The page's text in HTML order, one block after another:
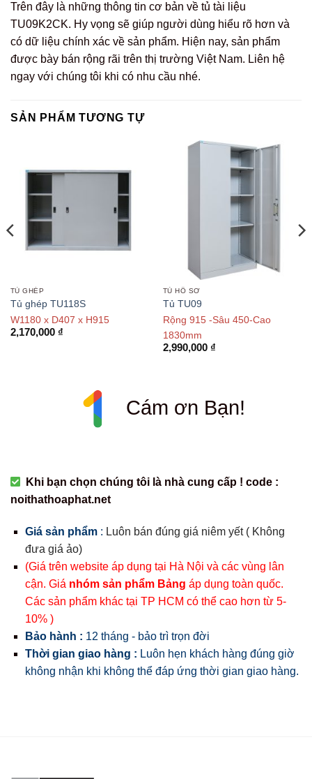
Trên đây là những thông tin cơ bản về tủ tài liệu
TU09K2CK. Hy vọng sẽ giúp người dùng hiểu rõ hơn và
có dữ liệu chính xác về sản phẩm. Hiện nay, sản phẩm
được bày bán rộng rãi trên thị trường Việt Nam. Liên hệ
ngay với chúng tôi khi có nhu cầu nhé.
SẢN PHẨM TƯƠNG TỰ
TỦ GHÉP
Tủ ghép TU118S
W1180 x D407 x H915
2,170,000 ₫
TỦ HỒ SƠ
Tủ TU09
Rộng 915 -Sâu 450-Cao
1830mm
2,990,000 ₫
Cám ơn Bạn!
Khi bạn chọn chúng tôi là nhà cung cấp ! code :
noithathoaphat.net
Giá sản phẩm: Luôn bán đúng giá niêm yết ( Không
đưa giá ảo)
(Giá trên website áp dụng tại Hà Nội và các vùng lân
cận. Giá nhóm sản phẩm Bảng áp dụng toàn quốc.
Các sản phẩm khác tại TP HCM có thể cao hơn từ 5-
10% )
Bảo hành : 12 tháng - bảo trì trọn đời
Thời gian giao hàng : Luôn hẹn khách hàng đúng giờ
không nhận khi không thể đáp ứng thời gian giao hàng.